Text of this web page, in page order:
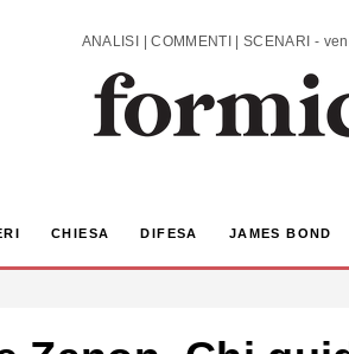
CHIESA DIFESA JAMES BOND